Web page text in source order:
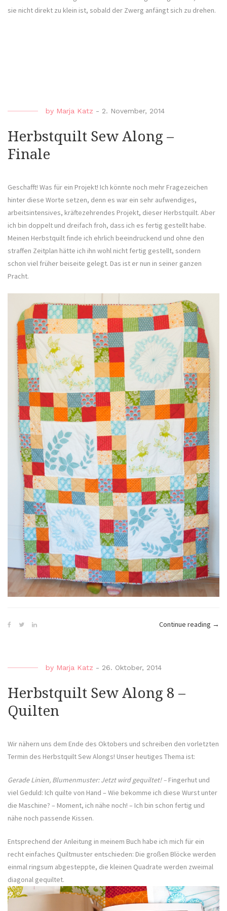
sie nicht direkt zu klein ist, sobald der Zwerg anfängt sich zu drehen.
by Marja Katz - 2. November, 2014
Herbstquilt Sew Along –
Finale
Geschafft! Was für ein Projekt! Ich könnte noch mehr Fragezeichen
hinter diese Worte setzen, denn es war ein sehr aufwendiges,
arbeitsintensives, kräftezehrendes Projekt, dieser Herbstquilt. Aber
ich bin doppelt und dreifach froh, dass ich es fertig gestellt habe.
Meinen Herbstquilt finde ich ehrlich beeindruckend und ohne den
straffen Zeitplan hätte ich ihn wohl nicht fertig gestellt, sondern
schon viel früher beiseite gelegt. Das ist er nun in seiner ganzen
Pracht.
Continue reading →
by Marja Katz - 26. Oktober, 2014
Herbstquilt Sew Along 8 –
Quilten
Wir nähern uns dem Ende des Oktobers und schreiben den vorletzten
Termin des Herbstquilt Sew Alongs! Unser heutiges Thema ist:
Gerade Linien, Blumenmuster: Jetzt wird gequiltet! – Fingerhut und
viel Geduld: Ich quilte von Hand – Wie bekomme ich diese Wurst unter
die Maschine? – Moment, ich nähe noch! – Ich bin schon fertig und
nähe noch passende Kissen.
Entsprechend der Anleitung in meinem Buch habe ich mich für ein
recht einfaches Quiltmuster entschieden: Die großen Blöcke werden
einmal ringsum abgesteppte, die kleinen Quadrate werden zweimal
diagonal gequiltet.